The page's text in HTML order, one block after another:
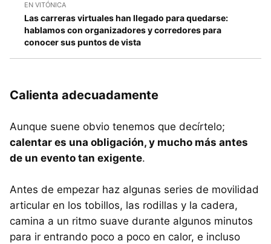
EN VITÓNICA
Las carreras virtuales han llegado para quedarse:
hablamos con organizadores y corredores para
conocer sus puntos de vista
Calienta adecuadamente
Aunque suene obvio tenemos que decírtelo;
calentar es una obligación, y mucho más antes
de un evento tan exigente.
Antes de empezar haz algunas series de movilidad
articular en los tobillos, las rodillas y la cadera,
camina a un ritmo suave durante algunos minutos
para ir entrando poco a poco en calor, e incluso